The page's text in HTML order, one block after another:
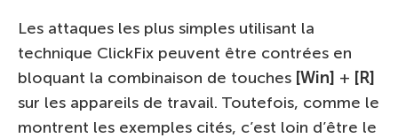
Les attaques les plus simples utilisant la
technique ClickFix peuvent être contrées en
bloquant la combinaison de touches [Win] + [R]
sur les appareils de travail. Toutefois, comme le
montrent les exemples cités, c’est loin d’être le